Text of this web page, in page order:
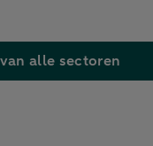
alle sectoren